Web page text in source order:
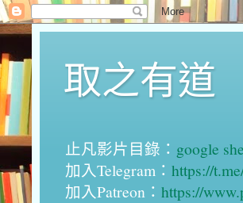
取之有道
止凡影片目錄： google
加入Telegram： https://
加入Patreon： https://